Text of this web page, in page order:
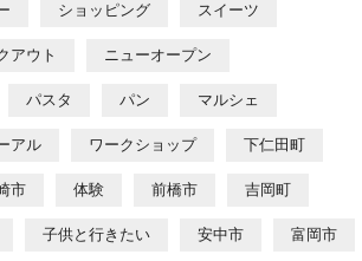
ショッピング スイーツ
アウト ニューオープン
パスタ パン マルシェ
アル ワークショップ 下仁田町
市 体験 前橋市 吉岡町
子供と行きたい 安中市 富岡市